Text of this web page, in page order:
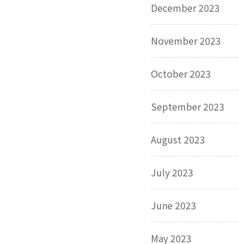
December 2023
November 2023
October 2023
September 2023
August 2023
July 2023
June 2023
May 2023